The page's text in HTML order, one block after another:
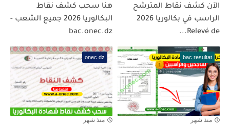
الآن كشف نقاط المترشح
الراسب في بكالوريا 2026
Relevé de...
هنا سحب كشف نقاط
البكالوريا 2026 جميع الشعب -
bac.onec.dz
bac resultat
منذ شهر
onec dz
منذ شهر